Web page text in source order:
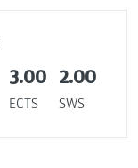
3.00
ECTS
2.00
SWS